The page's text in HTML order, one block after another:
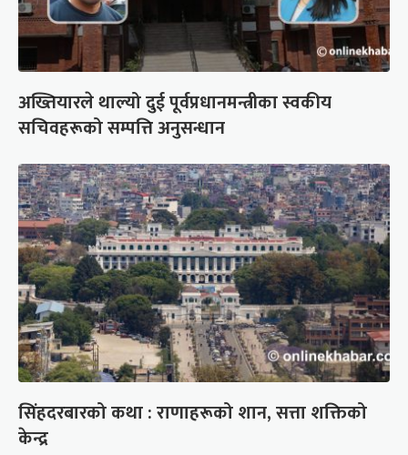
अख्तियारले थाल्यो दुई पूर्वप्रधानमन्त्रीका स्वकीय
सचिवहरूको सम्पत्ति अनुसन्धान
सिंहदरबारको कथा : राणाहरूको शान, सत्ता शक्तिको
केन्द्र